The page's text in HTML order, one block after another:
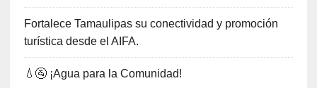
Fortalece Tamaulipas su conectividad y promoción
turística desde el AIFA.
💧🚰 ¡Agua para la Comunidad!